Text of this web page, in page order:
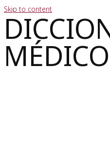
Skip to content